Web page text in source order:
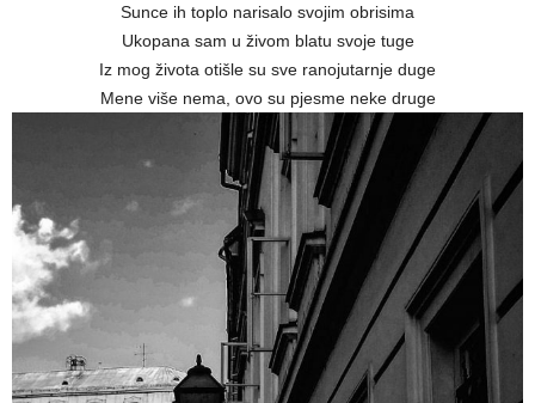
Sunce ih toplo narisalo svojim obrisima
Ukopana sam u živom blatu svoje tuge
Iz mog života otišle su sve ranojutarnje duge
Mene više nema, ovo su pjesme neke druge